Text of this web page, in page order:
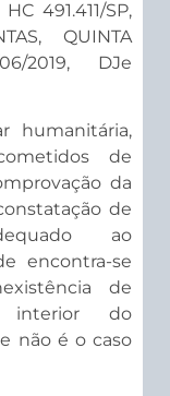
491.411/SP,
QUINTA
2019, DJe
humanitária,
de
da
de
ao
encontra-se
de
interior do
não é o caso